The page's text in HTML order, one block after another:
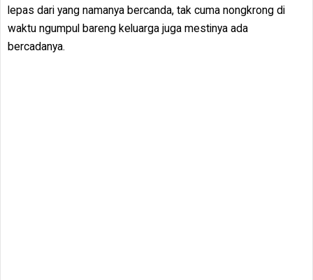
lepas dari yang namanya bercanda, tak cuma nongkrong di
waktu ngumpul bareng keluarga juga mestinya ada
bercadanya.